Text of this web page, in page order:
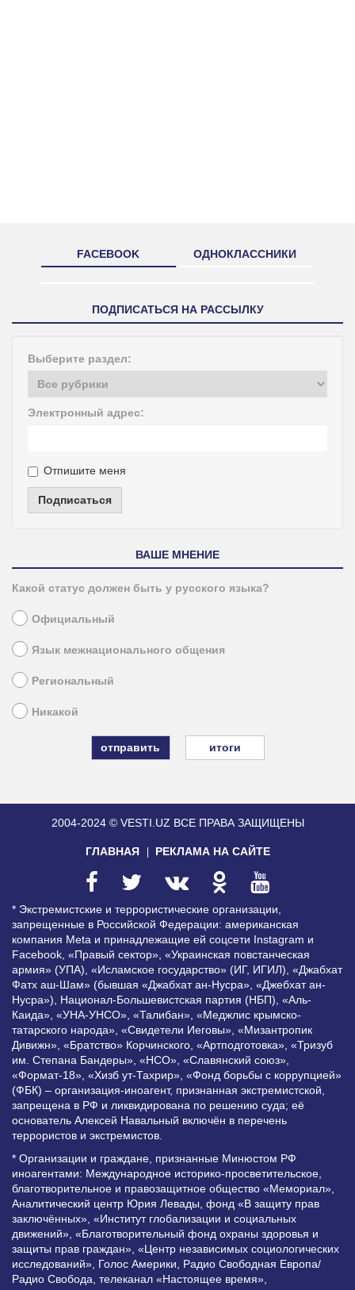
FACEBOOK ОДНОКЛАССНИКИ
ПОДПИСАТЬСЯ НА РАССЫЛКУ
Выберите раздел:
Электронный адрес:
Отпишите меня
Подписаться
ВАШЕ МНЕНИЕ
Какой статус должен быть у русского языка?
Официальный
Язык межнационального общения
Региональный
Никакой
итоги
2004-2024 © VESTI.UZ ВСЕ ПРАВА ЗАЩИЩЕНЫ
ГЛАВНАЯ РЕКЛАМА НА САЙТЕ
* Экстремистские и террористические организации,
запрещенные в Российской Федерации: американская
компания Meta и принадлежащие ей соцсети Instagram и
Facebook, «Правый сектор», «Украинская повстанческая
армия» (УПА), «Исламское государство» (ИГ, ИГИЛ), «Джабхат
Фатх аш-Шам» (бывшая «Джабхат ан-Нусра», «Джебхат ан-
Нусра»), Национал-Большевистская партия (НБП), «Аль-
Каида», «УНА-УНСО», «Талибан», «Меджлис крымско-
татарского народа», «Свидетели Иеговы», «Мизантропик
Дивижн», «Братство» Корчинского, «Артподготовка», «Тризуб
им. Степана Бандеры», «НСО», «Славянский союз»,
«Формат-18», «Хизб ут-Тахрир», «Фонд борьбы с коррупцией»
(ФБК) – организация-иноагент, признанная экстремистской,
запрещена в РФ и ликвидирована по решению суда; её
основатель Алексей Навальный включён в перечень
террористов и экстремистов.
* Организации и граждане, признанные Минюстом РФ
иноагентами: Международное историко-просветительское,
благотворительное и правозащитное общество «Мемориал»,
Аналитический центр Юрия Левады, фонд «В защиту прав
заключённых», «Институт глобализации и социальных
движений», «Благотворительный фонд охраны здоровья и
защиты прав граждан», «Центр независимых социологических
исследований», Голос Америки, Радио Свободная Европа/
Радио Свобода, телеканал «Настоящее время»,